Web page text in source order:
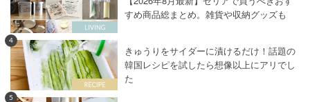
すめ商品総まとめ。雑貨や収納グッズも
4
きゅうりをサイダーに漬けるだけ！話題の
韓国レシピを試したら想像以上にアリでし
た
5